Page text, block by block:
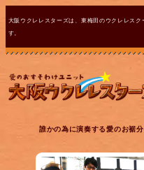
大阪ウクレレスターズは、東梅田のウクレレス
す。
誰かの為に演奏する愛のお裾